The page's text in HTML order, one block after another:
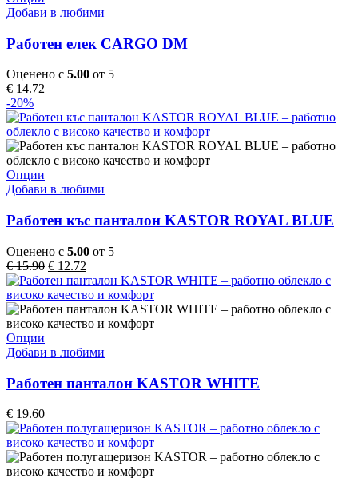
the
product
product
multiple
variants.
The
be
chosen
on
the
page
Добави в любими
Работен елек CARGO DM
Оценено с 5.00 от 5
€ 14.72
-20%
Опции
product
multiple
variants.
options
may
be
chosen
on
the
product
page
Добави в любими
Работен къс панталон KASTOR ROYAL BLUE
Оценено с 5.00 от 5
€15.90 Original
price
was:
€ 15.90.
€ 12.72
цена
е:
€ 12.72.
Опции
product
multiple
variants.
The
options
may
be
chosen
Добави в любими
Работен панталон KASTOR WHITE
€ 19.60